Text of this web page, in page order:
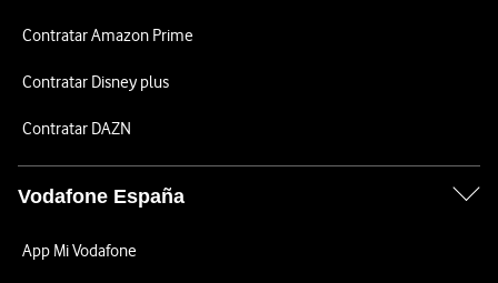
Contratar Amazon Prime
Contratar Disney plus
Contratar DAZN
Vodafone España
App Mi Vodafone